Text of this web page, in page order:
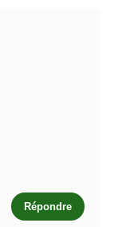
Répondre